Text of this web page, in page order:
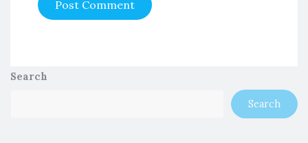
Search
Search